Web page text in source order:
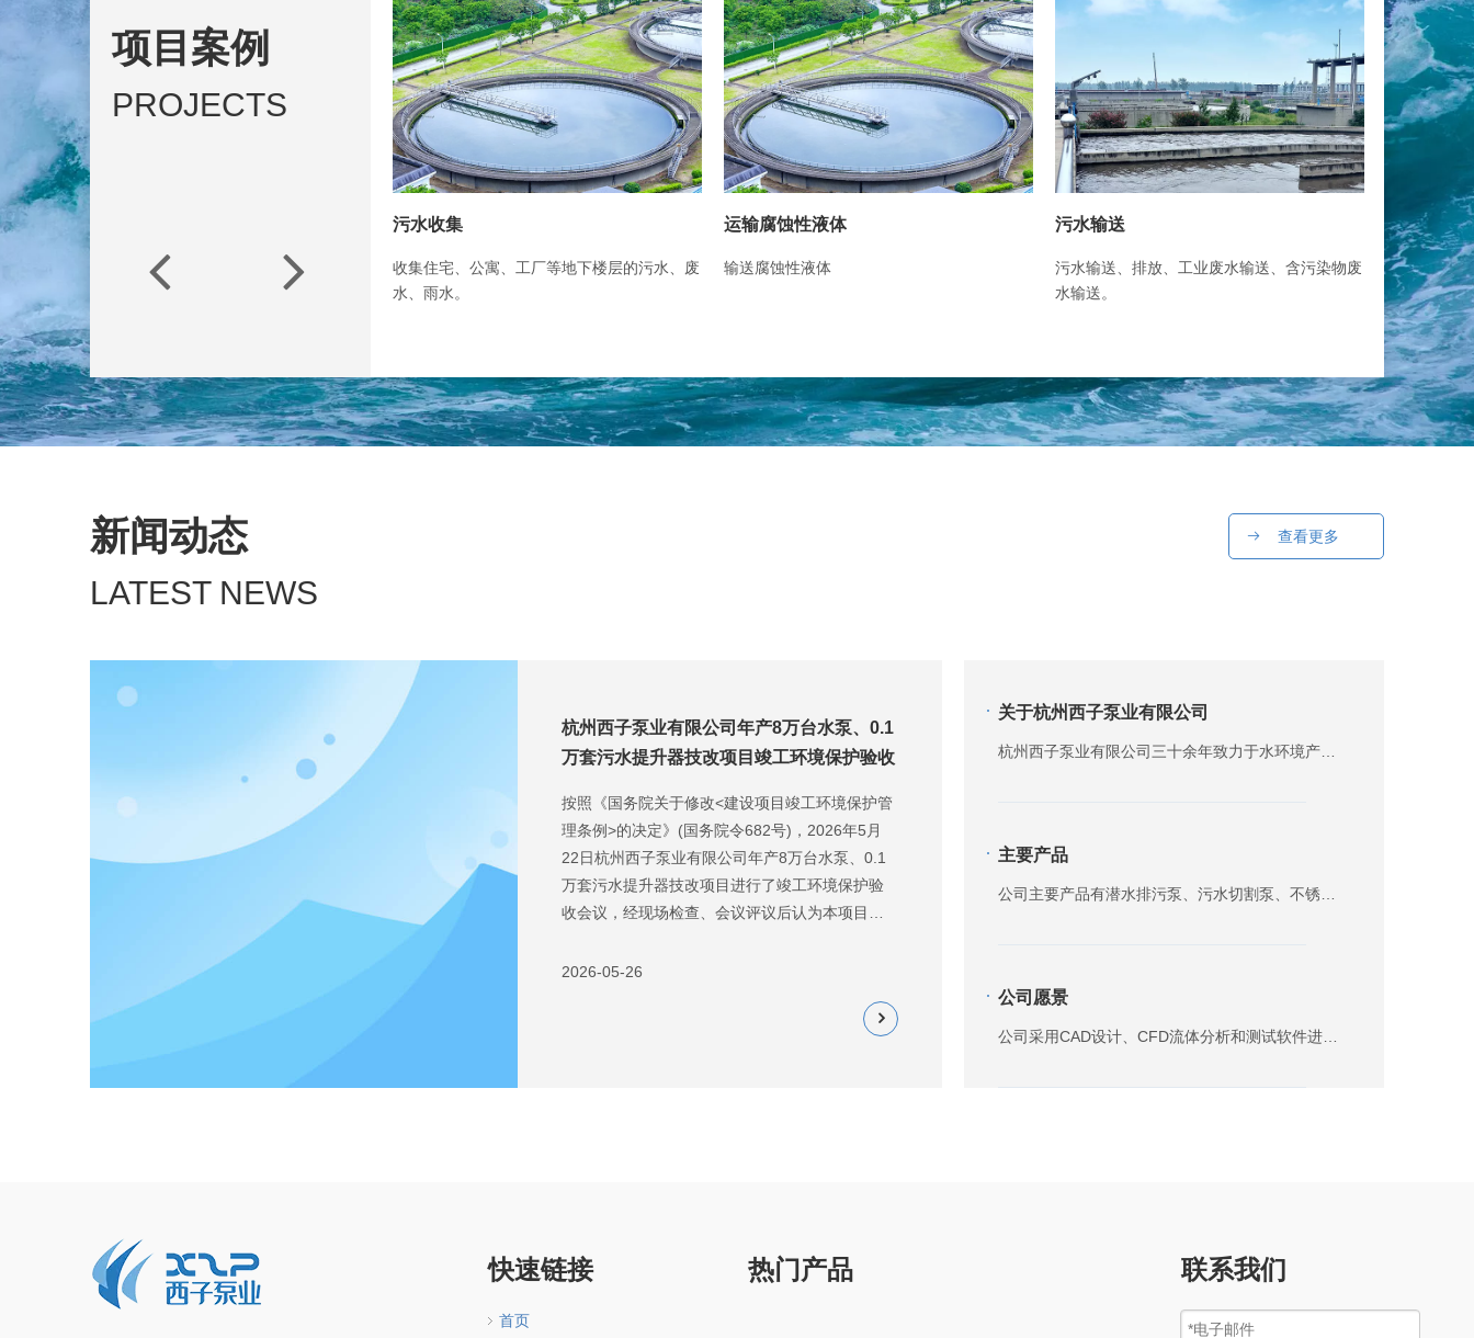
项目案例
PROJECTS
收集住宅、公寓、工厂等地下楼层的污水、废
运输腐蚀性液体
输送腐蚀性液体
污水输送
污水输送、排放、工业废水输送、含污染物废
污水输送
住宅、公寓、工厂等地下层输送污水、废水、
雨水。
污水收集
收集住宅、
水、雨水。
新闻动态
LATEST NEWS
查看更多
杭州西子泵业有限公司年产8万台水泵、0.1
万套污水提升器技改项目竣工环境保护验收
按照《国务院关于修改<建设项目竣工环境保护管
理条例>的决定》(国务院令682号)，2026年5月
22日杭州西子泵业有限公司年产8万台水泵、0.1
万套污水提升器技改项目进行了竣工环境保护验
收会议，经现场检查、会议评议后认为本项目基
求，落实了各种污染防治措施，项目达到了环保
依据《建设项目环境保护条例》、《建设项目竣
2026-05-26
关于杭州西子泵业有限公司
杭州西子泵业有限公司三十余年致力于水环境产品的研发和生产。自1994年公司创建以来，始终致力于科技创新，产品广泛应用于市政城乡给排水、污水提升与输送及环境治理等领域。
主要产品
公司主要产品有潜水排污泵、污水切割泵、不锈钢潜水排污泵、一体化预制泵站、污水提升机、油脂分离器等。
公司愿景
公司采用CAD设计、CFD流体分析和测试软件进行产品开发；拥有全自动水泵检测中心，建立完善的ISO9001质量管理体系，连续获得“省优质产品”、“省产品质量信得过企业”、“AAA级
快速链接
首页
热门产品 联系我们